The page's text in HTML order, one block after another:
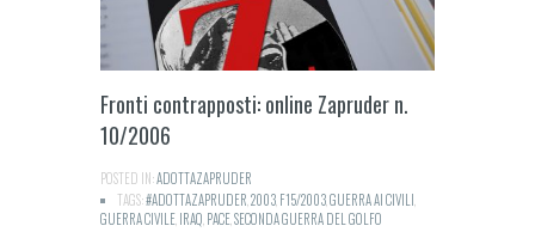
Fronti contrapposti: online Zapruder n.
10/2006
POSTED IN:ADOTTAZAPRUDER
TAGS:#ADOTTAZAPRUDER 2003 F15/2003GUERRA AI CIVILI
GUERRA CIVILE IRAQ PACESECONDA GUERRA DEL GOLFO